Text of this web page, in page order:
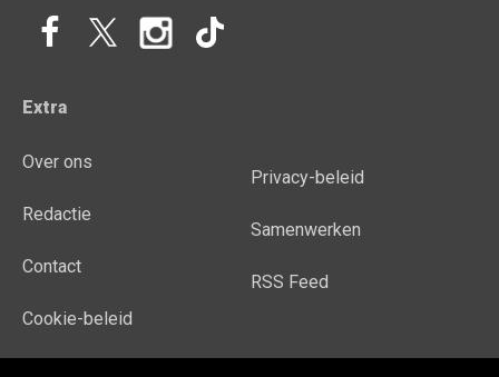
Extra
Over ons
Redactie
Contact
Cookie-beleid
Privacy-beleid
Samenwerken
RSS Feed